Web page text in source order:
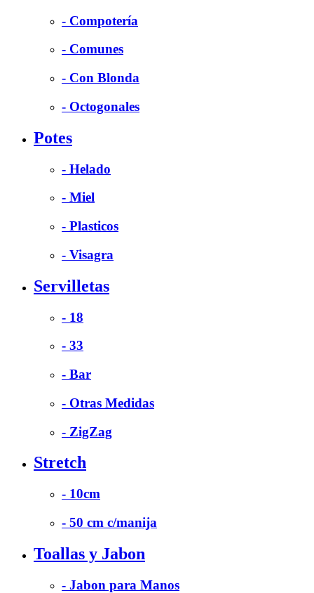
- Compotería
- Comunes
- Con Blonda
- Octogonales
Potes
- Helado
- Miel
- Plasticos
- Visagra
Servilletas
- 18
- 33
- Bar
- Otras Medidas
- ZigZag
Stretch
- 10cm
- 50 cm c/manija
Toallas y Jabon
- Jabon para Manos